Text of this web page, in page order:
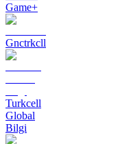
Game+
Gnctrkcll
Turkcell
Global
Bilgi